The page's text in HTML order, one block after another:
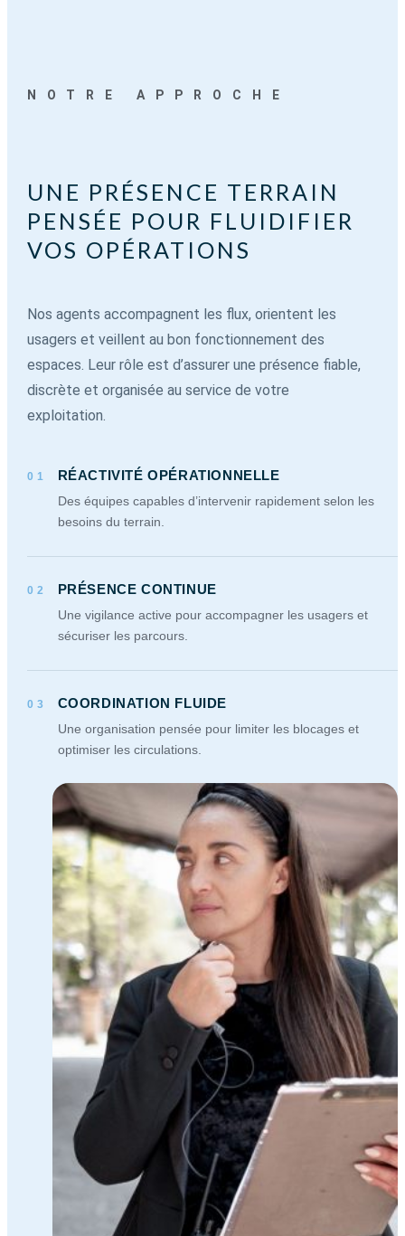
NOTRE APPROCHE
UNE PRÉSENCE TERRAIN
PENSÉE POUR FLUIDIFIER
VOS OPÉRATIONS
Nos agents accompagnent les flux, orientent les
usagers et veillent au bon fonctionnement des
espaces. Leur rôle est d’assurer une présence fiable,
discrète et organisée au service de votre
exploitation.
01 RÉACTIVITÉ OPÉRATIONNELLE
Des équipes capables d’intervenir rapidement selon les
besoins du terrain.
02 PRÉSENCE CONTINUE
Une vigilance active pour accompagner les usagers et
sécuriser les parcours.
03 COORDINATION FLUIDE
Une organisation pensée pour limiter les blocages et
optimiser les circulations.